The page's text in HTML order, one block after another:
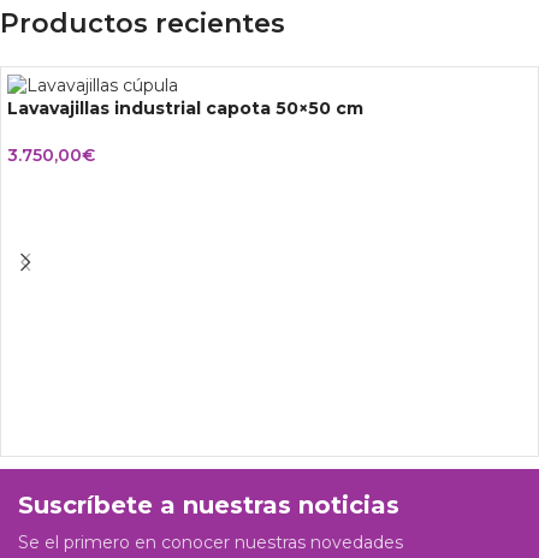
Productos recientes
Lavavajillas industrial capota 50×50 cm
3.750,00€
Suscríbete a nuestras noticias
Se el primero en conocer nuestras novedades